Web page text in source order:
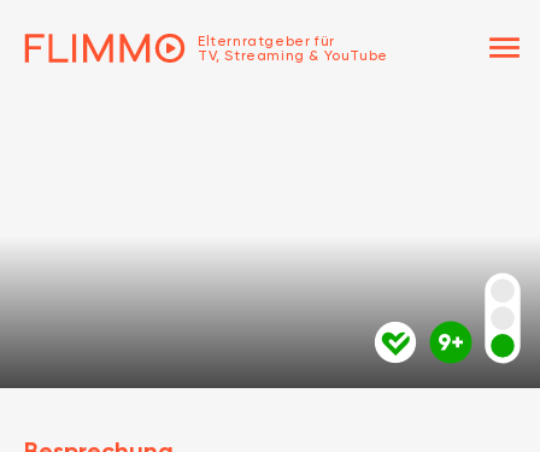
Elternratgeber für
TV, Streaming & YouTube
menu